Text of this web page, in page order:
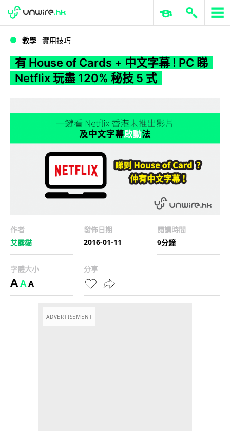
WWDC 2026 ERP 與商業 AI
教學 實用技巧
有 House of Cards + 中文字幕 ! PC 睇
Netflix 玩盡 120% 秘技 5 式
作者
艾露貓
發佈日期
2016-01-11
閱讀時間
9分鐘
字體大小
AAA
分享
ADVERTISEMENT